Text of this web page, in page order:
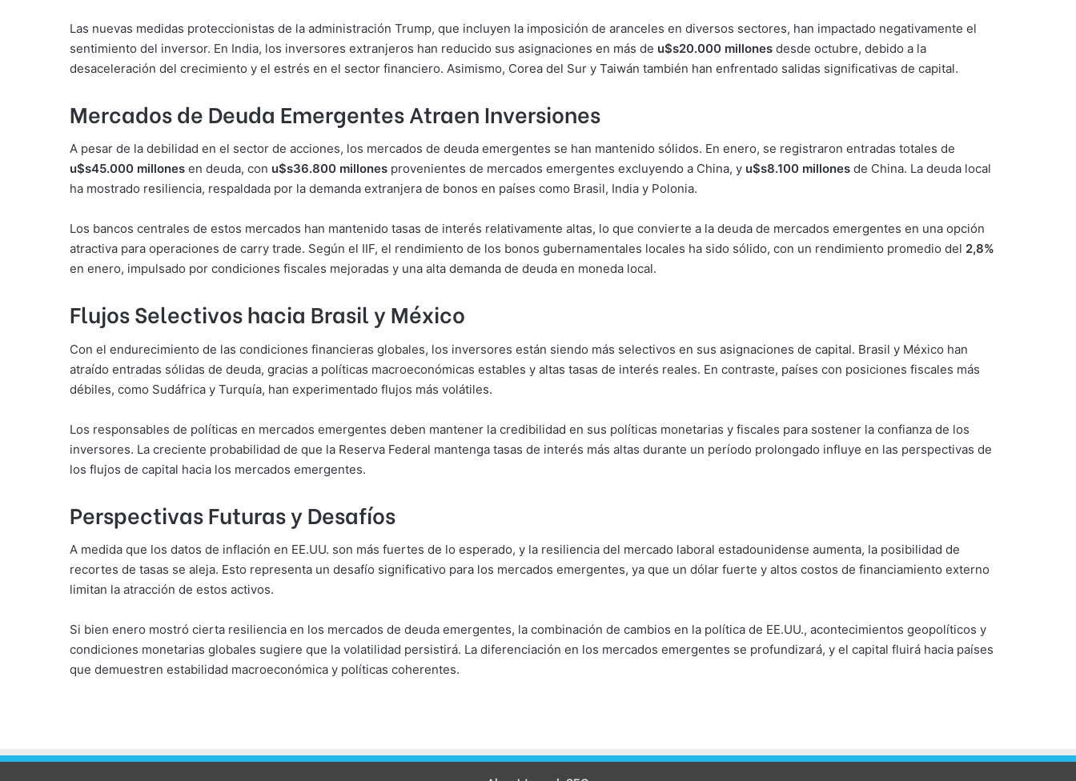
Las nuevas medidas proteccionistas de la administración Trump, que incluyen la imposición de aranceles en diversos sectores, han impactado negativamente el
sentimiento del inversor. En India, los inversores extranjeros han reducido sus asignaciones en más de u$s20.000 millones desde octubre, debido a la
desaceleración del crecimiento y el estrés en el sector financiero. Asimismo, Corea del Sur y Taiwán también han enfrentado salidas significativas de capital.
Mercados de Deuda Emergentes Atraen Inversiones
A pesar de la debilidad en el sector de acciones, los mercados de deuda emergentes se han mantenido sólidos. En enero, se registraron entradas totales de
u$s45.000 millones en deuda, con u$s36.800 millones provenientes de mercados emergentes excluyendo a China, y u$s8.100 millones de China. La deuda local
ha mostrado resiliencia, respaldada por la demanda extranjera de bonos en países como Brasil, India y Polonia.
Los bancos centrales de estos mercados han mantenido tasas de interés relativamente altas, lo que convierte a la deuda de mercados emergentes en una opción
atractiva para operaciones de carry trade. Según el IIF, el rendimiento de los bonos gubernamentales locales ha sido sólido, con un rendimiento promedio del 2,8%
en enero, impulsado por condiciones fiscales mejoradas y una alta demanda de deuda en moneda local.
Flujos Selectivos hacia Brasil y México
Con el endurecimiento de las condiciones financieras globales, los inversores están siendo más selectivos en sus asignaciones de capital. Brasil y México han
atraído entradas sólidas de deuda, gracias a políticas macroeconómicas estables y altas tasas de interés reales. En contraste, países con posiciones fiscales más
débiles, como Sudáfrica y Turquía, han experimentado flujos más volátiles.
Los responsables de políticas en mercados emergentes deben mantener la credibilidad en sus políticas monetarias y fiscales para sostener la confianza de los
inversores. La creciente probabilidad de que la Reserva Federal mantenga tasas de interés más altas durante un período prolongado influye en las perspectivas de
los flujos de capital hacia los mercados emergentes.
Perspectivas Futuras y Desafíos
A medida que los datos de inflación en EE.UU. son más fuertes de lo esperado, y la resiliencia del mercado laboral estadounidense aumenta, la posibilidad de
recortes de tasas se aleja. Esto representa un desafío significativo para los mercados emergentes, ya que un dólar fuerte y altos costos de financiamiento externo
limitan la atracción de estos activos.
Si bien enero mostró cierta resiliencia en los mercados de deuda emergentes, la combinación de cambios en la política de EE.UU., acontecimientos geopolíticos y
condiciones monetarias globales sugiere que la volatilidad persistirá. La diferenciación en los mercados emergentes se profundizará, y el capital fluirá hacia países
que demuestren estabilidad macroeconómica y políticas coherentes.